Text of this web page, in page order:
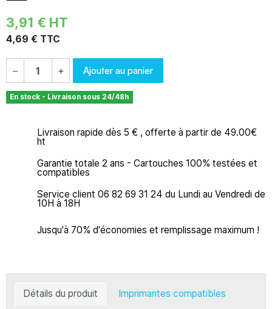
3,91 € HT
4,69 € TTC
− + Ajouter au panier
En stock - Livraison sous 24/48h
Livraison rapide dès 5 € , offerte à partir de 49.00€
ht
Garantie totale 2 ans - Cartouches 100% testées et
compatibles
Service client 06 82 69 31 24 du Lundi au Vendredi de
10H à 18H
Jusqu'à 70% d'économies et remplissage maximum !
Détails du produit Imprimantes compatibles